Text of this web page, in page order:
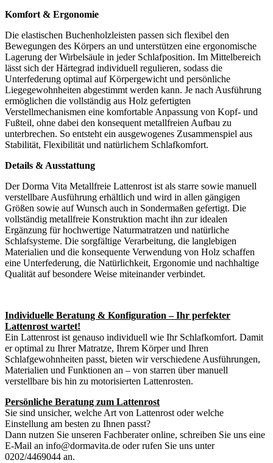
Komfort & Ergonomie
Die elastischen Buchenholzleisten passen sich flexibel den
Bewegungen des Körpers an und unterstützen eine ergonomische
Lagerung der Wirbelsäule in jeder Schlafposition. Im Mittelbereich
lässt sich der Härtegrad individuell regulieren, sodass die
Unterfederung optimal auf Körpergewicht und persönliche
Liegegewohnheiten abgestimmt werden kann. Je nach Ausführung
ermöglichen die vollständig aus Holz gefertigten
Verstellmechanismen eine komfortable Anpassung von Kopf- und
Fußteil, ohne dabei den konsequent metallfreien Aufbau zu
unterbrechen. So entsteht ein ausgewogenes Zusammenspiel aus
Stabilität, Flexibilität und natürlichem Schlafkomfort.
Details & Ausstattung
Der Dorma Vita Metallfreie Lattenrost ist als starre sowie manuell
verstellbare Ausführung erhältlich und wird in allen gängigen
Größen sowie auf Wunsch auch in Sondermaßen gefertigt. Die
vollständig metallfreie Konstruktion macht ihn zur idealen
Ergänzung für hochwertige Naturmatratzen und natürliche
Schlafsysteme. Die sorgfältige Verarbeitung, die langlebigen
Materialien und die konsequente Verwendung von Holz schaffen
eine Unterfederung, die Natürlichkeit, Ergonomie und nachhaltige
Qualität auf besondere Weise miteinander verbindet.
Individuelle Beratung & Konfiguration – Ihr perfekter
Lattenrost wartet!
Ein Lattenrost ist genauso individuell wie Ihr Schlafkomfort. Damit
er optimal zu Ihrer Matratze, Ihrem Körper und Ihren
Schlafgewohnheiten passt, bieten wir verschiedene Ausführungen,
Materialien und Funktionen an – von starren über manuell
verstellbare bis hin zu motorisierten Lattenrosten.
Persönliche Beratung zum Lattenrost
Sie sind unsicher, welche Art von Lattenrost oder welche
Einstellung am besten zu Ihnen passt?
Dann nutzen Sie unseren Fachberater online, schreiben Sie uns eine
E-Mail an info@dormavita.de oder rufen Sie uns unter
0202/4469044 an.